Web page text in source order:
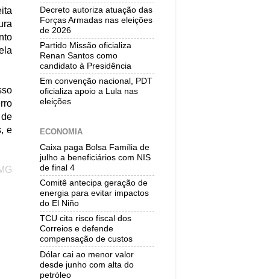
e
Decreto autoriza atuação das
Forças Armadas nas eleições
de 2026
Partido Missão oficializa
Renan Santos como
candidato à Presidência
Em convenção nacional, PDT
oficializa apoio a Lula nas
eleições
ECONOMIA
Caixa paga Bolsa Família de
julho a beneficiários com NIS
de final 4
Comitê antecipa geração de
energia para evitar impactos
do El Niño
TCU cita risco fiscal dos
Correios e defende
compensação de custos
Dólar cai ao menor valor
desde junho com alta do
petróleo